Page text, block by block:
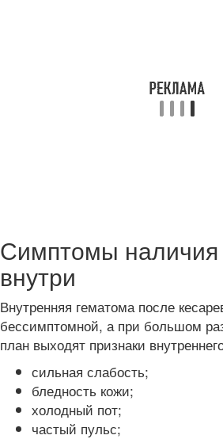
Симптомы
внутри
Внутренняя гематома после
бессимптомной, а при большом
план выходят признаки
сильная слабость;
бледность кожи;
холодный пот;
частый пульс;